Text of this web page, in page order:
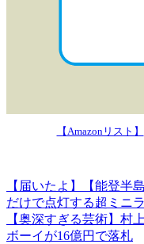
【Amazonリスト】
【届いたよ】【能登半
だけで点灯する超ミニ
【奥深すぎる芸術】村
ボーイが16億円で落札